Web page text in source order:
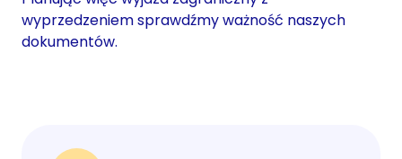
wyprzedzeniem sprawdźmy ważność naszych
dokumentów.